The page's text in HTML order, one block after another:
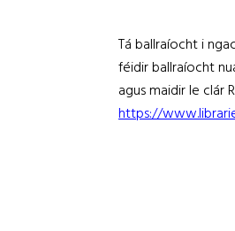
Tá ballraíocht i
féidir ballraíocht
agus maidir le clár
https://